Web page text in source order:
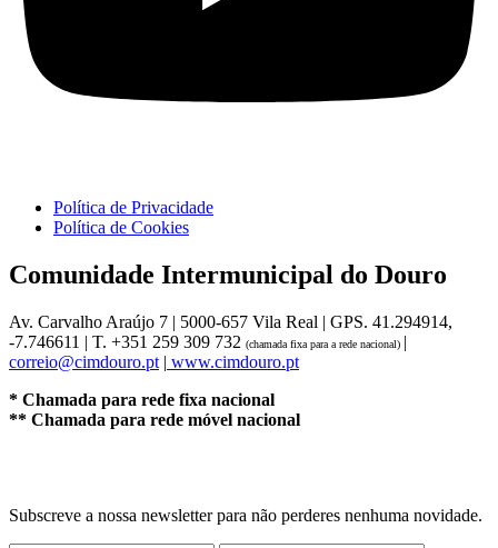
Política de Privacidade
Política de Cookies
Comunidade Intermunicipal do Douro
Av. Carvalho Araújo 7 | 5000-657 Vila Real | GPS. 41.294914,
-7.746611 | T. +351 259 309 732 (chamada fixa para a rede nacional) |
correio@cimdouro.pt | www.cimdouro.pt
* Chamada para rede fixa nacional
** Chamada para rede móvel nacional
Subscreve a nossa newsletter para não perderes nenhuma novidade.